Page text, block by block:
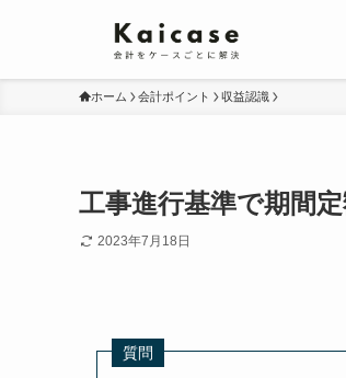
ホーム 会計ポイント 収益認識
工事進行基準で期間
2023年7月18日
質問